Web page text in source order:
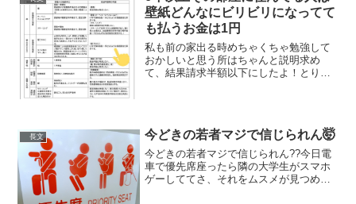
壁紙どんなにビリビリになってて
も払うお金は1円
私も前の家出る時めちゃくちゃ勉強して
おかしいと思う所はちゃんと説明求め
て、結果請求半額以下にしたよ！とりあ
長文 今どきの若者マジで信じられん🤯
今どきの若者マジで信じられん??今日電
車で優先席座ったら隣の大学生がスマホ
ゲーしててさ、それをムスメが見つめて